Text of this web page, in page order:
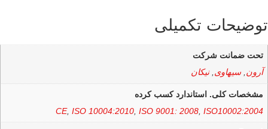
توضیحات تکمیلی
تحت ضمانت شرکت
آرون,سیهاوی,نیکان
مشخصات کلی. استاندارد کسب کرده
CE, ISO 10004:2010, ISO 9001: 2008, ISO10002:2004